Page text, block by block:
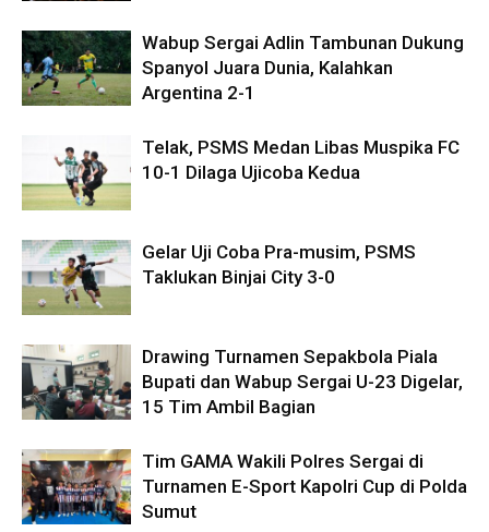
Wabup Sergai Adlin Tambunan Dukung
Spanyol Juara Dunia, Kalahkan
Argentina 2-1
Telak, PSMS Medan Libas Muspika FC
10-1 Dilaga Ujicoba Kedua
Gelar Uji Coba Pra-musim, PSMS
Taklukan Binjai City 3-0
Drawing Turnamen Sepakbola Piala
Bupati dan Wabup Sergai U-23 Digelar,
15 Tim Ambil Bagian
Tim GAMA Wakili Polres Sergai di
Turnamen E-Sport Kapolri Cup di Polda
Sumut